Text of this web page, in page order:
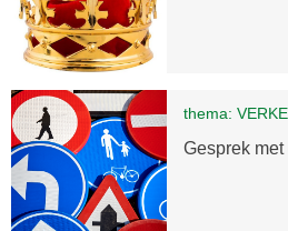
thema:
Gesprek